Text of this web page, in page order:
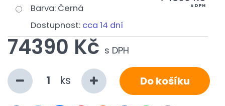
Barva: Černá
Dostupnost: cca 14 dní
s DPH
74390 Kč s DPH
ks Do košíku